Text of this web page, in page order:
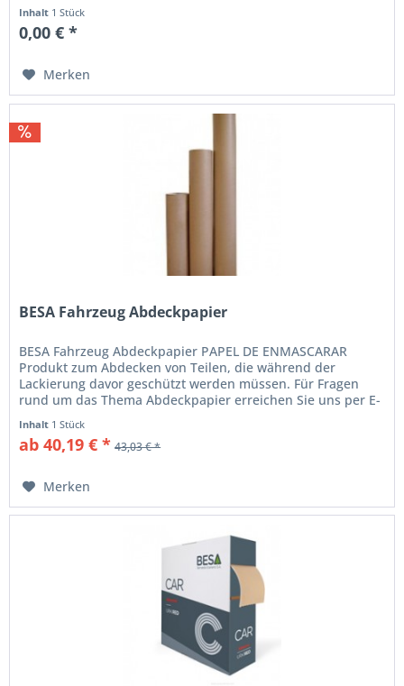
Inhalt 1 Stück
0,00 € *
Merken
BESA Fahrzeug Abdeckpapier
BESA Fahrzeug Abdeckpapier PAPEL DE ENMASCARAR
Produkt zum Abdecken von Teilen, die während der
Lackierung davor geschützt werden müssen. Für Fragen
rund um das Thema Abdeckpapier erreichen Sie uns per E-
Inhalt 1 Stück
ab 40,19 € * 43,03 € *
Merken